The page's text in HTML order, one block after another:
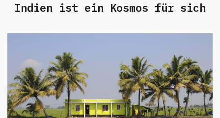
Indien ist ein Kosmos für sich